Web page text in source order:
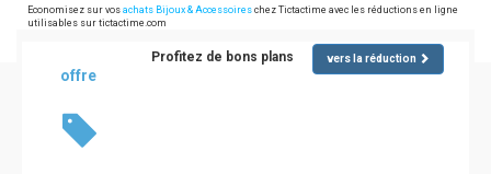
Economisez sur vos achats Bijoux & Accessoires chez Tictactime avec les réductions en ligne
utilisables sur tictactime.com
offre
Profitez de bons plans vers la réduction